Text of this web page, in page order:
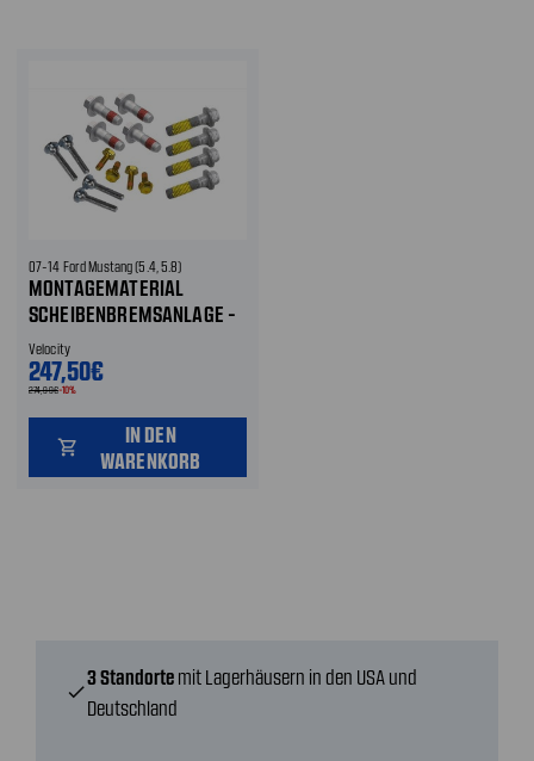
07-14 Ford Mustang (5.4, 5.8)
MONTAGEMATERIAL
SCHEIBENBREMSANLAGE -
MIT 4- UND 6 -KOLBEN
BREMBO BREMSANLAGE
VORNE UND HINTEN
Velocity
247,50€
274,99€-10%
shopping_cart
IN DEN
WARENKORB
check
3 Standorte mit Lagerhäusern in den USA und
Deutschland